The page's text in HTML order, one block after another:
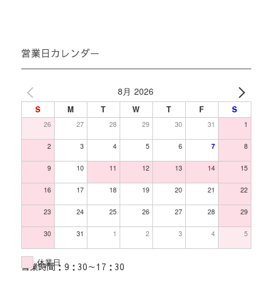
営業日カレンダー
8月 2026
S M T W T F S
26 27 28 29 30 31 1
2 3 4 5 6 7 8
9 10 11 12 13 14 15
16 17 18 19 20 21 22
23 24 25 26 27 28 29
30 31 1 2 3 4 5
休業日
営業時間：9：30～17：30